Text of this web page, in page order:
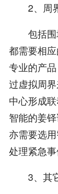
2、周
包括围
都需要相
专业的产
过虚拟周
中心形成
智能的姜
亦需要选
处理紧急
3、其